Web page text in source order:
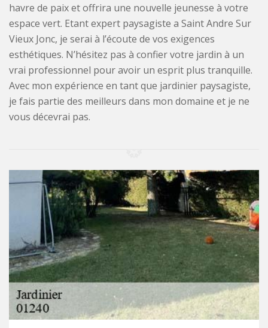
havre de paix et offrira une nouvelle jeunesse à votre
espace vert. Etant expert paysagiste a Saint Andre Sur
Vieux Jonc, je serai à l’écoute de vos exigences
esthétiques. N’hésitez pas à confier votre jardin à un
vrai professionnel pour avoir un esprit plus tranquille.
Avec mon expérience en tant que jardinier paysagiste,
je fais partie des meilleurs dans mon domaine et je ne
vous décevrai pas.